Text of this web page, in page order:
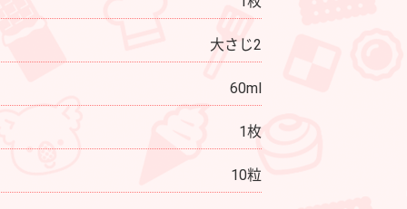
大さじ2
60ml
1枚
10粒